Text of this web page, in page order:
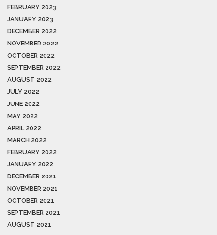
FEBRUARY 2023
JANUARY 2023
DECEMBER 2022
NOVEMBER 2022
OCTOBER 2022
SEPTEMBER 2022
AUGUST 2022
JULY 2022
JUNE 2022
MAY 2022
APRIL 2022
MARCH 2022
FEBRUARY 2022
JANUARY 2022
DECEMBER 2021
NOVEMBER 2021
OCTOBER 2021
SEPTEMBER 2021
AUGUST 2021